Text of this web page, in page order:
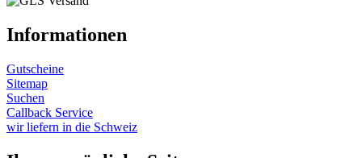
Informationen
Gutscheine
Sitemap
Suchen
Callback Service
wir liefern in die Schweiz